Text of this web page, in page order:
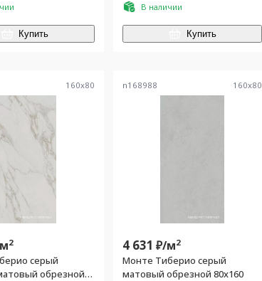
Купить
В наличии
Купить
160x80
м2
серый
обрезной
n168988 160x80
4 631 ₽/м2
Монте Тиберио серый
матовый обрезной 80x160